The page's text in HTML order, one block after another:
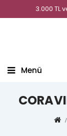
3.000 TL
Menü